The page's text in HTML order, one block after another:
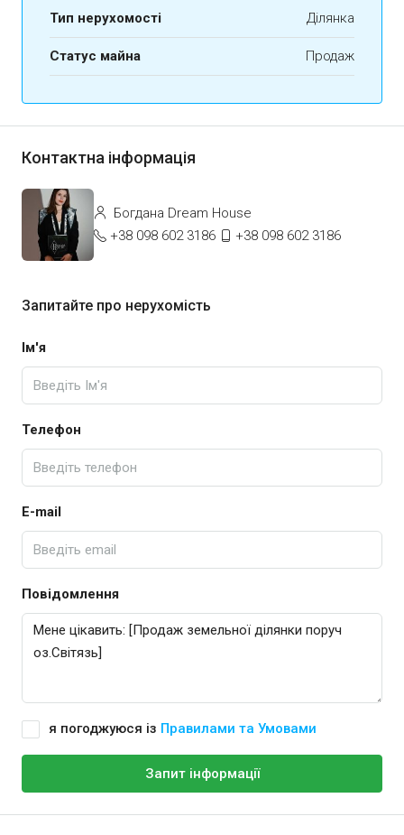
Тип нерухомості Ділянка
Статус майна Продаж
Контактна інформація
Богдана Dream House
+38 098 602 3186
+38 098 602 3186
Запитайте про нерухомість
Ім'я
Телефон
E-mail
Повідомлення
я погоджуюся із Правилами та Умовами
Запит інформації